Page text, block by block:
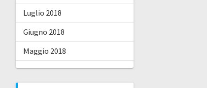
Luglio 2018
Giugno 2018
Maggio 2018